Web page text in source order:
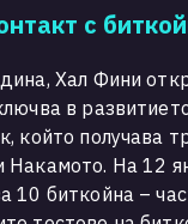
с
Хал Фини
в
който получава
Накамото. На 12
10 биткойна –